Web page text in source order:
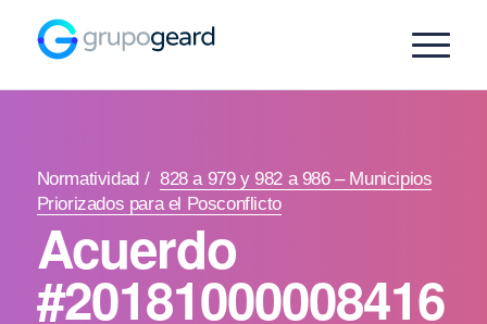
Normatividad / 828 a 979 y 982 a 986 – Municipios
Priorizados para el Posconflicto
Acuerdo
#20181000008416